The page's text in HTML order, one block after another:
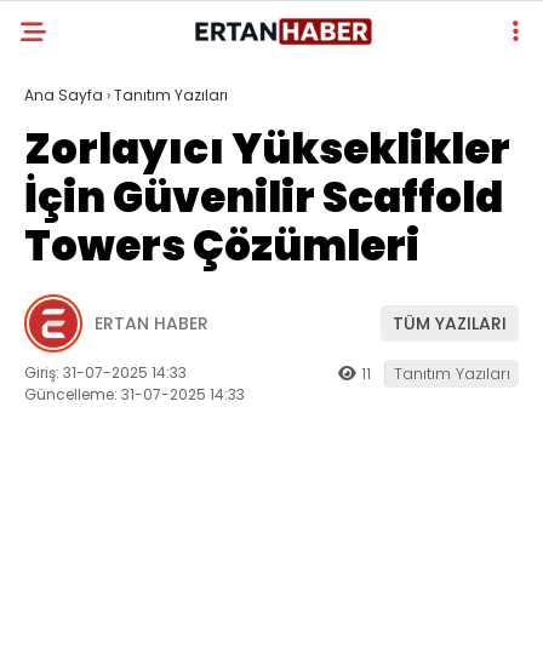
Ana Sayfa ›Tanıtım Yazıları
Zorlayıcı Yükseklikler
İçin Güvenilir Scaffold
Towers Çözümleri
ERTAN HABER TÜM YAZILARI
Giriş: 31-07-2025 14:33
Güncelleme: 31-07-2025 14:33
11 Tanıtım Yazıları